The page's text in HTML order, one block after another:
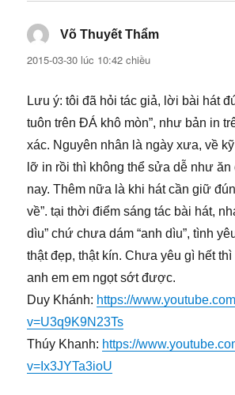
Võ Thuyết Thẩm
2015-03-30 lúc 10:42 chiều
Lưu ý: tôi đã hỏi tác giả, lời bài hát
tuôn trên ĐÁ khô mòn”, như bản in
xác. Nguyên nhân là ngày xưa, về
lỡ in rồi thì không thể sửa dễ như
nay. Thêm nữa là khi hát cần giữ
về”. tại thời điểm sáng tác bài hát,
dìu” chứ chưa dám “anh dìu”, tình
thật đẹp, thật kín. Chưa yêu gì hết
anh em em ngọt sớt được.
Duy Khánh: https://
v=U3q9K9N23Ts
Thúy Khanh: https://
v=Ix3JYTa3ioU